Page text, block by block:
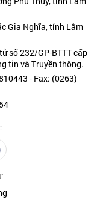
Gia Nghĩa, tỉnh Lâm
số 232/GP-BTTT cấp
tin và Truyền thông.
- Fax: (0263)